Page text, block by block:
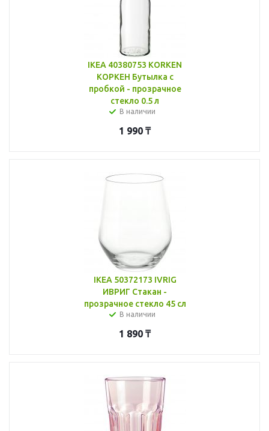
IKEA 40380753 KORKEN
КОРКЕН Бутылка с
пробкой - прозрачное
стекло 0.5 л
В наличии
1 990 ₸
IKEA 50372173 IVRIG
ИВРИГ Стакан -
прозрачное стекло 45 сл
В наличии
1 890 ₸